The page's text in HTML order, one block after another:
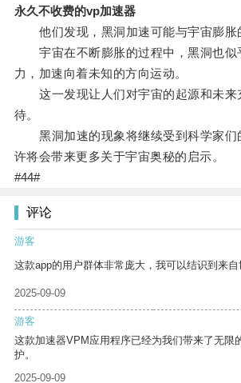
永久不收费的vp加速器
他们发现，黑洞加速可能与宇宙膨胀
宇宙在不断膨胀的过程中，黑洞也似
力，加速向着未知的方向运动。
这一发现让人们对宇宙的起源和未来
待。
黑洞加速的现象将继续受到科学家们
许将会带来更多关于宇宙奥秘的启示。
#44#
评论
游客
这款app的用户群体非常庞大，我可以结识到来自
2025-09-09
游客
这款加速器VPM应用程序已经为我们带来了无限
护。
2025-09-09